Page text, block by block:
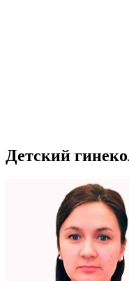
Детский